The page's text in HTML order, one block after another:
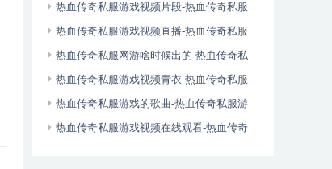
视频游戏视频
热血传奇私服游戏视频片段-热血传奇私服
精彩视频
热血传奇私服游戏视频直播-热血传奇私服
官网直播频道
热血传奇私服网游啥时候出的-热血传奇私
服网游啥时候出的游戏
热血传奇私服游戏视频青衣-热血传奇私服
之青衣
热血传奇私服游戏的歌曲-热血传奇私服游
戏歌曲许嵩
热血传奇私服游戏视频在线观看-热血传奇